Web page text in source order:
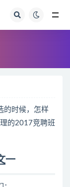
时候，怎样
的2017竞聘班
一